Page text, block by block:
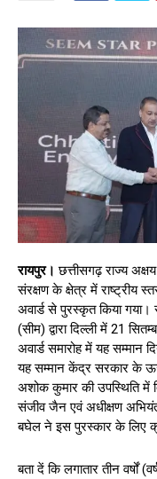
रायपुर।छत्तीसगढ़ राज्य
संरक्षण के क्षेत्र में राष्ट्रीय
अवार्ड से पुरस्कृत किया गया।
(सीम) द्वारा दिल्ली में 21
अवार्ड समारोह में यह
यह सम्मान केंद्र सरकार के
अशोक कुमार की उपस्थिति में
संजीव जैन एवं अधीक्षण
बघेल ने इस पुरस्कार के लिए
बता दें कि लगातार तीन